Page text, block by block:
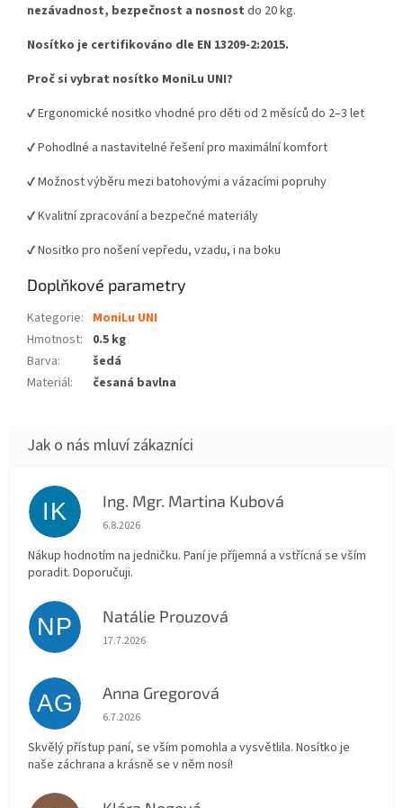
nezávadnost, bezpečnost a nosnost do 20 kg.
Nosítko je certifikováno dle EN 13209-2:2015.
Proč si vybrat nosítko MoniLu UNI?
✔ Ergonomické nositko vhodné pro děti od 2 měsíců do 2–3 let
✔ Pohodlné a nastavitelné řešení pro maximální komfort
✔ Možnost výběru mezi batohovými a vázacími popruhy
✔ Kvalitní zpracování a bezpečné materiály
✔ Nositko pro nošení vepředu, vzadu, i na boku
Doplňkové parametry
Kategorie: MoniLu UNI
Hmotnost:
0.5 kg
Barva:
šedá
Materiál: česaná bavlna
IK Ing. Mgr. Martina Kubová
Hodnocení obchodu je 5 z 5 hvězdiček.
6.8.2026
Nákup hodnotím na jedničku. Paní je příjemná a vstřícná se vším
poradit. Doporučuji.
NP Natálie Prouzová
Hodnocení obchodu je 5 z 5 hvězdiček.
17.7.2026
AG Anna Gregorová
Hodnocení obchodu je 5 z 5 hvězdiček.
6.7.2026
Skvělý přístup paní, se vším pomohla a vysvětlila. Nosítko je
naše záchrana a krásně se v něm nosí!